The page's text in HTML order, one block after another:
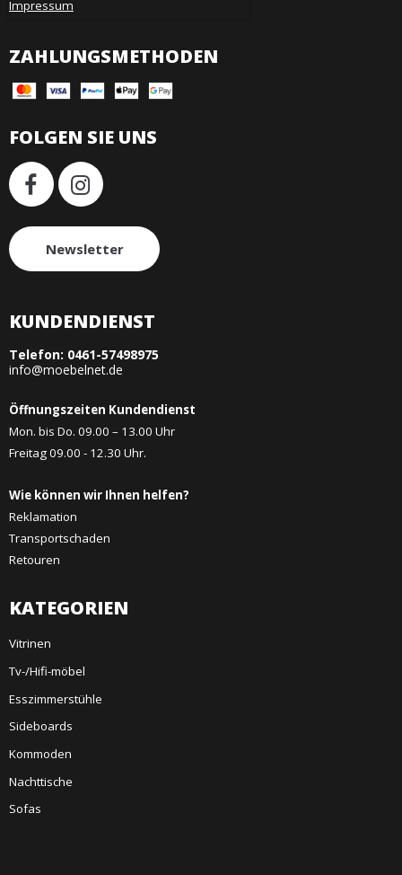
Impressum
ZAHLUNGSMETHODEN
FOLGEN SIE UNS
Newsletter
KUNDENDIENST
Telefon: 0461-57498975
info@moebelnet.de
Öffnungszeiten Kundendienst
Mon. bis Do. 09.00 – 13.00 Uhr
Freitag 09.00 - 12.30 Uhr.
Wie können wir Ihnen helfen?
Reklamation
Transportschaden
Retouren
KATEGORIEN
Vitrinen
Tv-/Hifi-möbel
Esszimmerstühle
Sideboards
Kommoden
Nachttische
Sofas